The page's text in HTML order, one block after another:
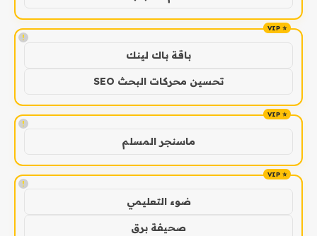
!
باقة باك لينك
تحسين محركات البحث SEO
!
ماسنجر المسلم
!
ضوء التعليمي
صحيفة برق